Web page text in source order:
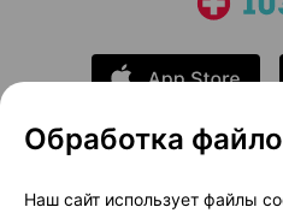
О проекте
Обработка
Наш сайт использует файлы